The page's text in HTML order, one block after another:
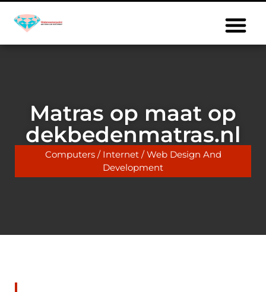
Matras op maat op
dekbedenmatras.nl
Computers / Internet / Web Design And
Development